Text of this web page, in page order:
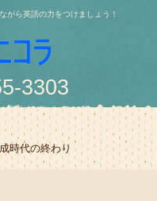
がら英語の力をつけましょう！
3303
番地 浄真ビル202号
時代の終わり